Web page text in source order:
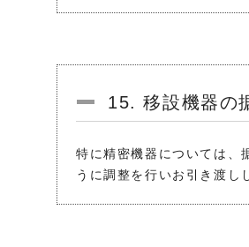
15. 移設機器の
特に精密機器については、
うに調整を行いお引き渡し